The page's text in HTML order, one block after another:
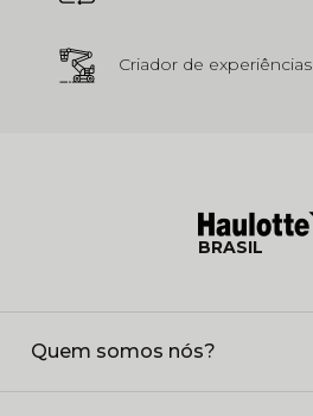
Criador de experiências
BRASIL
Quem somos nós?